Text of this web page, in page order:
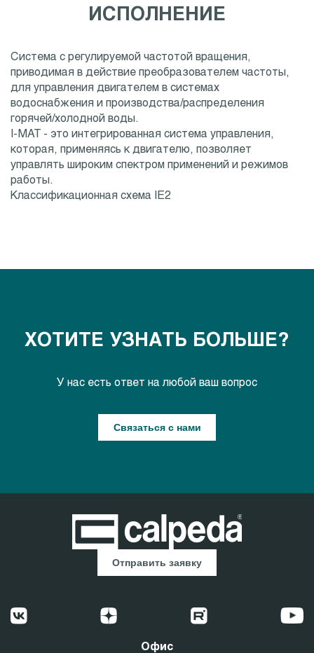
ИСПОЛНЕНИЕ
Система с регулируемой частотой вращения,
приводимая в действие преобразователем частоты,
для управления двигателем в системах
водоснабжения и производства/распределения
горячей/холодной воды.
I-MAT - это интегрированная система управления,
которая, применяясь к двигателю, позволяет
управлять широким спектром применений и режимов
работы.
Классификационная схема IE2
ХОТИТЕ УЗНАТЬ БОЛЬШЕ?
У нас есть ответ на любой ваш вопрос
Связаться с нами
Отправить заявку
Офис